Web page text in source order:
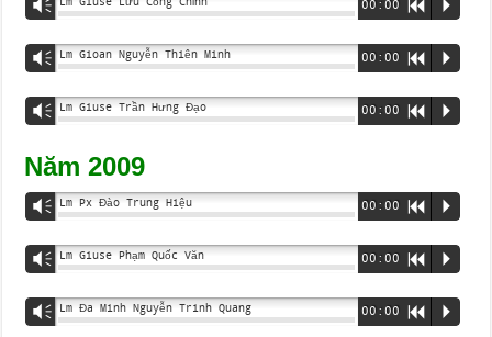
Vm 00:00 R P
Vm Lm Gioan Nguyễn Thiên Minh 00:00 R P
Vm Lm Giuse Trần Hưng Đạo 00:00 R P
Năm 2009
Vm Lm Px Đào Trung Hiệu 00:00 R P
Vm Lm Giuse Phạm Quốc Văn 00:00 R P
Vm Lm Đa Minh Nguyễn Trinh Quang 00:00 R P